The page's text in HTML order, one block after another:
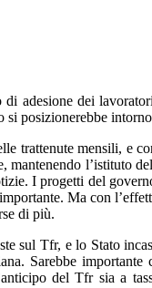
adesione dei
si posizionerebbe
trattenute mensili, e
l’istituto
I progetti del
Ma con
di più.
sul Tfr, e lo Stato
Sarebbe
del Tfr sia a